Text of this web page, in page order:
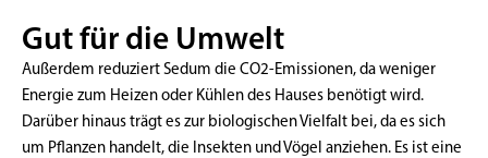
Gut für die Umwelt
Außerdem reduziert Sedum die CO2-Emissionen, da weniger
Energie zum Heizen oder Kühlen des Hauses benötigt wird.
Darüber hinaus trägt es zur biologischen Vielfalt bei, da es sich
um Pflanzen handelt, die Insekten und Vögel anziehen. Es ist eine